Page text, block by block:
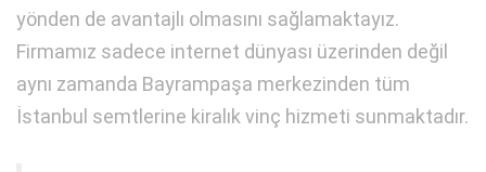
yönden de avantajlı olmasını sağlamaktayız.
Firmamız sadece internet dünyası üzerinden değil
aynı zamanda Bayrampaşa merkezinden tüm
İstanbul semtlerine kiralık vinç hizmeti sunmaktadır.